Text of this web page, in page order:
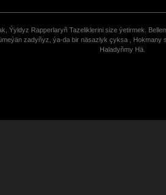
Ýyldyz Rapperlaryñ Tazeliklerini size ýetirmek.
zadyñyz, ýa-da bir näsazlyk çyksa ,
Haladyñmy Hä.